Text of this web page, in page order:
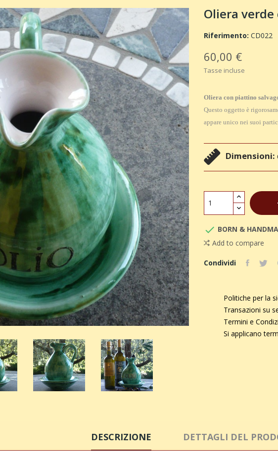
Oliera
Riferimento: CD022
60,00 €
Tasse incluse
Oliera con piattino
Questo oggetto è
appare unico nei suoi
Dimensioni:
 BORN &
Add to compare
Condividi
Politiche per la
Transazioni su
Termini e
Si applicano
DESCRIZIONE DETTAGLI DEL